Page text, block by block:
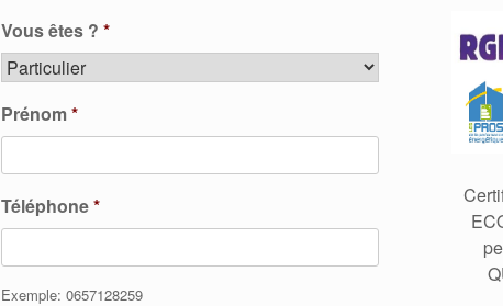
Vous êtes ? *
Prénom*
Téléphone*
Exemple: 0657128259